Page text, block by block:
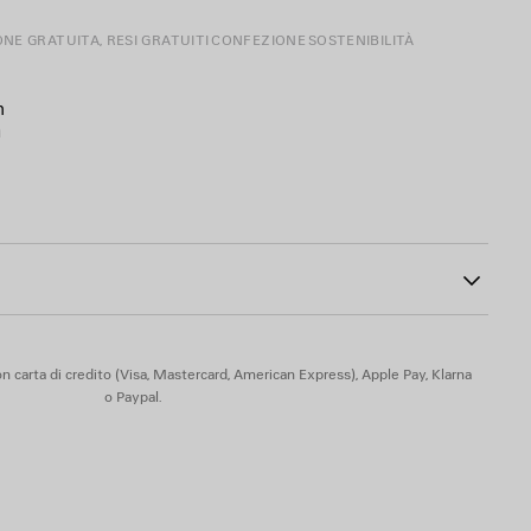
GRATUITA, RESI GRATUITI CONFEZIONE SOSTENIBILITÀ
destra
carta di credito (Visa, Mastercard, American Express), Apple Pay, Klarna
o Paypal.